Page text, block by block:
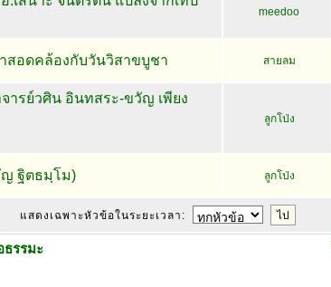
meedoo
อดคล้องกับวันวิสาขบูชา สายลม
จารย์วศิน อินทสระ-ขวัญ เพียง
ลูกโป่ง
ญ ฐิตธมฺโม) ลูกโป่ง
แสดงเฉพาะหัวข้อในระยะเวลา:
ธรรมะ